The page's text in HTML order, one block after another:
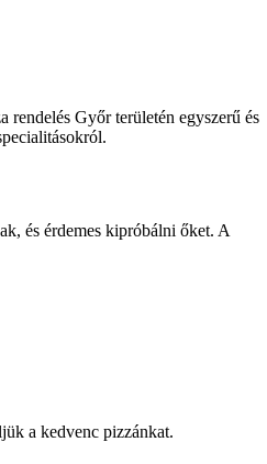
Győr területén egyszerű és
és érdemes kipróbálni őket. A
a kedvenc pizzánkat.